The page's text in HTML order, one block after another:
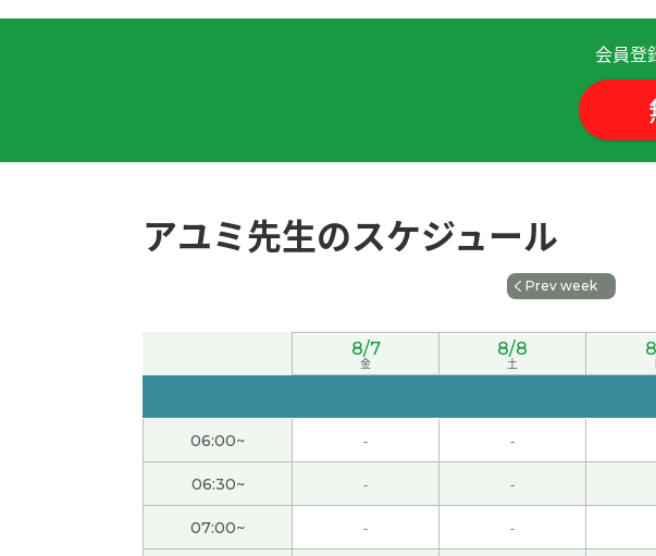
非常感謝 下次見( 40代 男性 )
我们想再去台湾旅游。当地人非常温柔亲切。非常干净的马路人行
谢谢老师。我很开心得跟你读课文。下次见！( 20代 女性 )
很高兴认识你。你的课是很高兴。我再想跟你上课。( 20代 女性 )
谢谢您的课！我学中文已经很久了，但被纠正发音的机会越来越少
感谢你亲切愉快的课程。我很高兴能和你聊天。又のレッスンを楽
とても優しいおすすめの先生 ( 40代 女性 )
谢谢您 我很高兴 昨天下课以后我先洗澡了再睡觉了 楽しいレッス
会員登
アユミ先生のスケジュール
Prev week
8/7
金
8/8
土
06:00~ - -
06:30~ - -
07:00~ - -